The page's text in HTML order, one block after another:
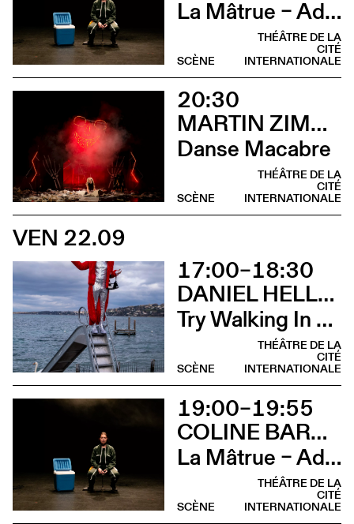
La Mâtrue – Adieu à la ferme
THÉÂTRE DE LA
CITÉ
INTERNATIONALE
SCÈNE
20:30
MARTIN ZIMMERMANN
Danse Macabre
THÉÂTRE DE LA
CITÉ
INTERNATIONALE
SCÈNE
VEN 22.09
17:00–18:30
DANIEL HELLMANN
Try Walking In My Hooves (Déambulation)
THÉÂTRE DE LA
CITÉ
INTERNATIONALE
SCÈNE
19:00–19:55
COLINE BARDIN
La Mâtrue – Adieu à la ferme
THÉÂTRE DE LA
CITÉ
INTERNATIONALE
SCÈNE